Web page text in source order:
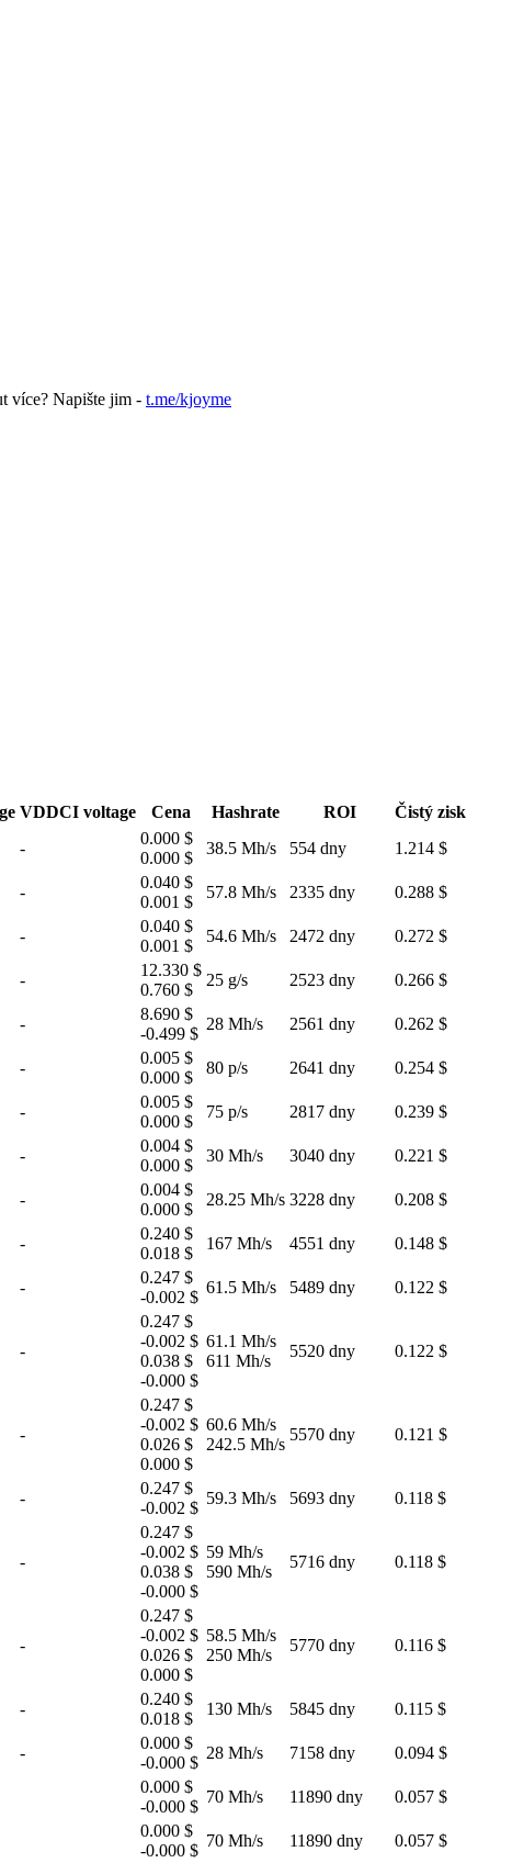
více? Napište jim - t.me/kjoyme
VDDCI voltage Cena Hashrate ROI Čistý zisk
-
0.000 $
0.000 $
38.5 Mh/s 554 dny 1.214 $
-
0.040 $
0.001 $
57.8 Mh/s 2335 dny 0.288 $
-
0.040 $
0.001 $
54.6 Mh/s 2472 dny 0.272 $
-
12.330 $
0.760 $
25 g/s 2523 dny 0.266 $
-
8.690 $
-0.499 $
28 Mh/s 2561 dny 0.262 $
-
0.005 $
0.000 $
80 p/s 2641 dny 0.254 $
-
0.005 $
0.000 $
75 p/s 2817 dny 0.239 $
-
0.004 $
0.000 $
30 Mh/s 3040 dny 0.221 $
-
0.004 $
0.000 $
28.25 Mh/s 3228 dny 0.208 $
-
0.240 $
0.018 $
167 Mh/s 4551 dny 0.148 $
-
0.247 $
-0.002 $
61.5 Mh/s 5489 dny 0.122 $
-
0.247 $
-0.002 $
0.038 $
-0.000 $
61.1 Mh/s
611 Mh/s
5520 dny 0.122 $
-
0.247 $
-0.002 $
0.026 $
0.000 $
60.6 Mh/s
242.5 Mh/s
5570 dny 0.121 $
-
0.247 $
-0.002 $
59.3 Mh/s 5693 dny 0.118 $
-
0.247 $
-0.002 $
0.038 $
-0.000 $
59 Mh/s
590 Mh/s
5716 dny 0.118 $
-
0.247 $
-0.002 $
0.026 $
0.000 $
58.5 Mh/s
250 Mh/s
5770 dny 0.116 $
-
0.240 $
0.018 $
130 Mh/s 5845 dny 0.115 $
-
0.000 $
-0.000 $
28 Mh/s 7158 dny 0.094 $
0.000 $
-0.000 $
70 Mh/s 11890 dny 0.057 $
0.000 $
-0.000 $
70 Mh/s 11890 dny 0.057 $